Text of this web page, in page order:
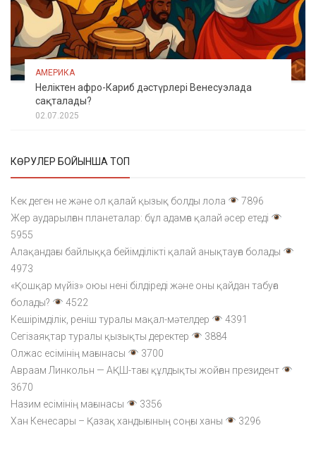
АМЕРИКА
Неліктен афро-Кариб дәстүрлері Венесуэлада
сақталады?
02.07.2025
КӨРУЛЕР БОЙЫНША ТОП
Кек деген не және ол қалай қызық болды лола
7896
Жер аударылған планеталар: бұл адамға қалай әсер етеді
5955
Алақандағы байлыққа бейімділікті қалай анықтауға болады
4973
«Қошқар мүйіз» оюы нені білдіреді және оны қайдан табуға
болады?
4522
Кешірімділік, реніш туралы мақал-мәтелдер
4391
Сегізаяқтар туралы қызықты деректер
3884
Олжас есімінің мағынасы
3700
Авраам Линкольн — АҚШ-тағы құлдықты жойған президент
3670
Назим есімінің мағынасы
3356
Хан Кенесары – Қазақ хандығының соңғы ханы
3296